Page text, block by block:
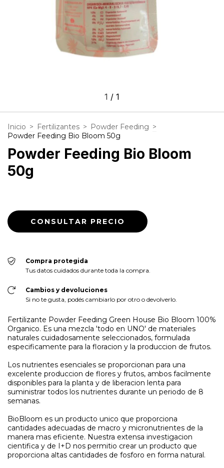
1 / 1
Inicio > Fertilizantes > Powder Feeding >
Powder Feeding Bio Bloom 50g
Powder Feeding Bio Bloom
50g
Compra protegida
Tus datos cuidados durante toda la compra.
Cambios y devoluciones
Si no te gusta, podés cambiarlo por otro o devolverlo.
Fertilizante Powder Feeding Green House Bio Bloom 100%
Organico. Es una mezcla 'todo en UNO' de materiales
naturales cuidadosamente seleccionados, formulada
especificamente para la floracion y la produccion de frutos.
Los nutrientes esenciales se proporcionan para una
excelente produccion de flores y frutos, ambos facilmente
disponibles para la planta y de liberacion lenta para
suministrar todos los nutrientes durante un periodo de 8
semanas.
BioBloom es un producto unico que proporciona
cantidades adecuadas de macro y micronutrientes de la
manera mas eficiente. Nuestra extensa investigacion
cientifica y de I+D nos permitio crear un producto que
proporciona altas cantidades de fosforo en forma natural.